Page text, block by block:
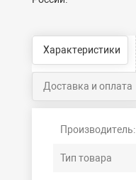
Характеристики
Доставка и оплата
Производитель:
Тип товара